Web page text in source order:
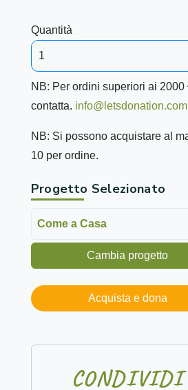
Quantità
NB: Per ordini superiori ai 2000
contatta. info@letsdonation.com
NB: Si possono acquistare al
10 per ordine.
Progetto Selezionato
Come a Casa
Cambia progetto
Acquista e dona
CONDIVIDI